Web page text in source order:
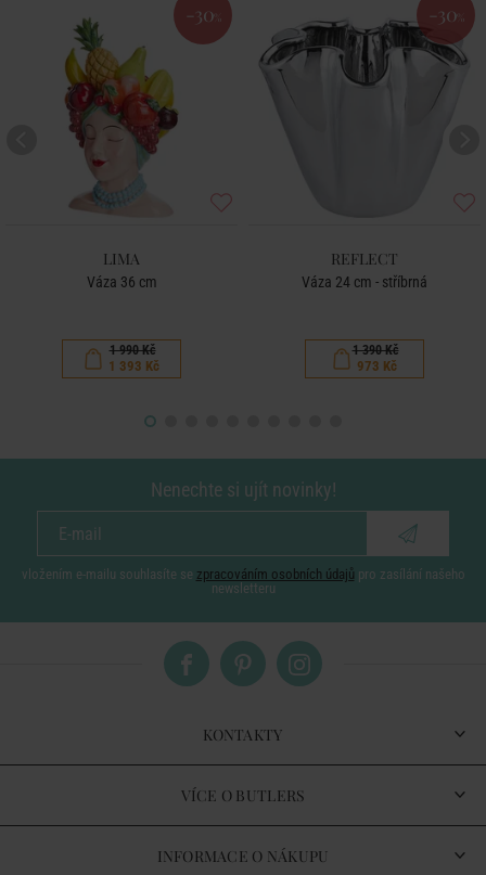
-30 %
LIMA
Váza 36 cm
1 990 Kč
1 393 Kč
-30 %
REFLECT
Váza 24 cm - stříbrná
1 390 Kč
973 Kč
Nenechte si ujít novinky!
vložením e-mailu souhlasíte se zpracováním osobních údajů pro zasílání našeho
newsletteru
KONTAKTY
VÍCE O BUTLERS
INFORMACE O NÁKUPU